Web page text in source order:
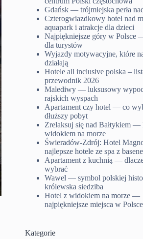
Gdańsk — trójmiejska perła
Czterogwiazdkowy hotel nad
aquapark i atrakcje dla dzieci
Najpiękniejsze góry w Polsce
dla turystów
Wyjazdy motywacyjne, które
działają
Hotele all inclusive polska –
przewodnik 2026
Malediwy — luksusowy
rajskich wyspach
Apartament czy hotel — co
dłuższy pobyt
Zrelaksuj się nad Bałtykiem —
widokiem na morze
Świeradów-Zdrój: Hotel
najlepsze hotele ze spa z
Apartament z kuchnią —
wybrać
Wawel — symbol polskiej
królewska siedziba
Hotel z widokiem na morze —
najpiękniejsze miejsca w Polsce
Kategorie